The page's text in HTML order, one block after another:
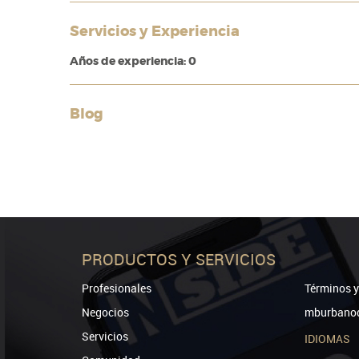
Servicios y Experiencia
Años de experiencia: 0
Blog
PRODUCTOS Y SERVICIOS
Profesionales
Negocios
Servicios
Términos
IDIOMAS